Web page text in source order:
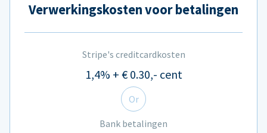
Verwerkingskosten voor betalingen
Stripe's creditcardkosten
1,4% + € 0.30,- cent
Or
Bank betalingen